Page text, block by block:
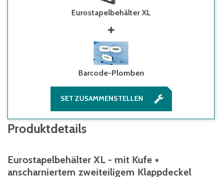
Eurostapelbehälter XL
Barcode-Plomben
SET ZUSAMMENSTELLEN
Produktdetails
Eurostapelbehälter XL - mit Kufe +
anscharniertem zweiteiligem Klappdeckel